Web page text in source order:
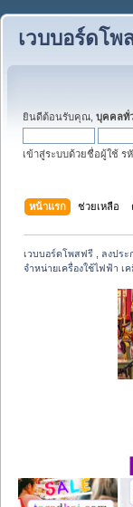
เวบบอร์ดโพ
ยินดีต้อนรับคุณ, บุคคลทั่
เข้าสู่ระบบด้วยชื่อผู้ใช้ ร
หน้าแรก ช่วยเหลือ
เวบบอร์ดโพสฟรี , ลงปร
จำหน่ายเครื่องใช้ไฟฟ้า